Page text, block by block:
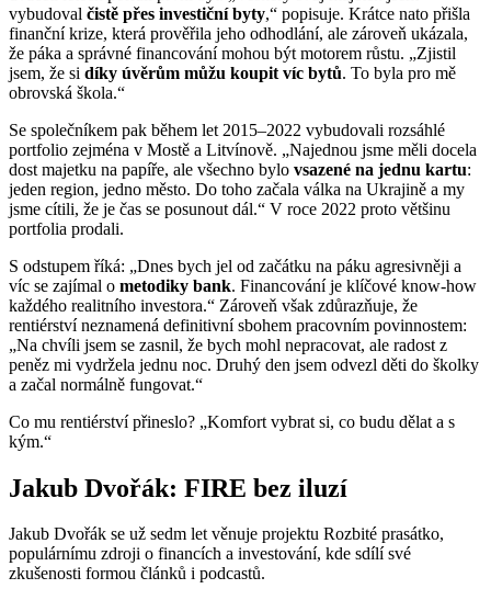
vybudoval čistě přes investiční byty,“ popisuje. Krátce nato přišla
finanční krize, která prověřila jeho odhodlání, ale zároveň ukázala,
že páka a správné financování mohou být motorem růstu. „Zjistil
jsem, že si díky úvěrům můžu koupit víc bytů. To byla pro mě
obrovská škola.“
Se společníkem pak během let 2015–2022 vybudovali rozsáhlé
portfolio zejména v Mostě a Litvínově. „Najednou jsme měli docela
dost majetku na papíře, ale všechno bylo vsazené na jednu kartu:
jeden region, jedno město. Do toho začala válka na Ukrajině a my
jsme cítili, že je čas se posunout dál.“ V roce 2022 proto většinu
portfolia prodali.
S odstupem říká: „Dnes bych jel od začátku na páku agresivněji a
víc se zajímal o metodiky bank. Financování je klíčové know-how
každého realitního investora.“ Zároveň však zdůrazňuje, že
rentiérství neznamená definitivní sbohem pracovním povinnostem:
„Na chvíli jsem se zasnil, že bych mohl nepracovat, ale radost z
peněz mi vydržela jednu noc. Druhý den jsem odvezl děti do školky
a začal normálně fungovat.“
Co mu rentiérství přineslo? „Komfort vybrat si, co budu dělat a s
kým.“
Jakub Dvořák: FIRE bez iluzí
Jakub Dvořák se už sedm let věnuje projektu Rozbité prasátko,
populárnímu zdroji o financích a investování, kde sdílí své
zkušenosti formou článků i podcastů.